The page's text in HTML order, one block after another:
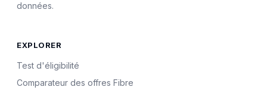
données.
EXPLORER
Test d'éligibilité
Comparateur des offres Fibre